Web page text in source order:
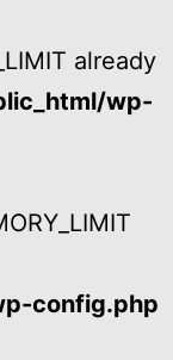
already
wp-
config.php